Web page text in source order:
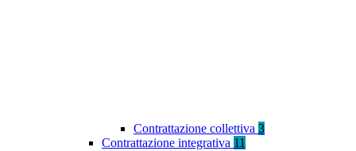
Contrattazione collettiva 3
Contrattazione integrativa 11